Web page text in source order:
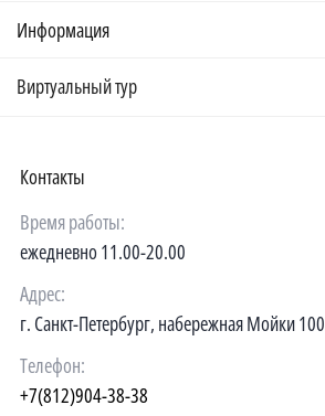
Информация
Виртуальный тур
Контакты
Время работы:
ежедневно 11.00-20.00
Адрес:
г. Санкт-Петербург, набережная Мойки 100
Телефон:
+7(812)904-38-38